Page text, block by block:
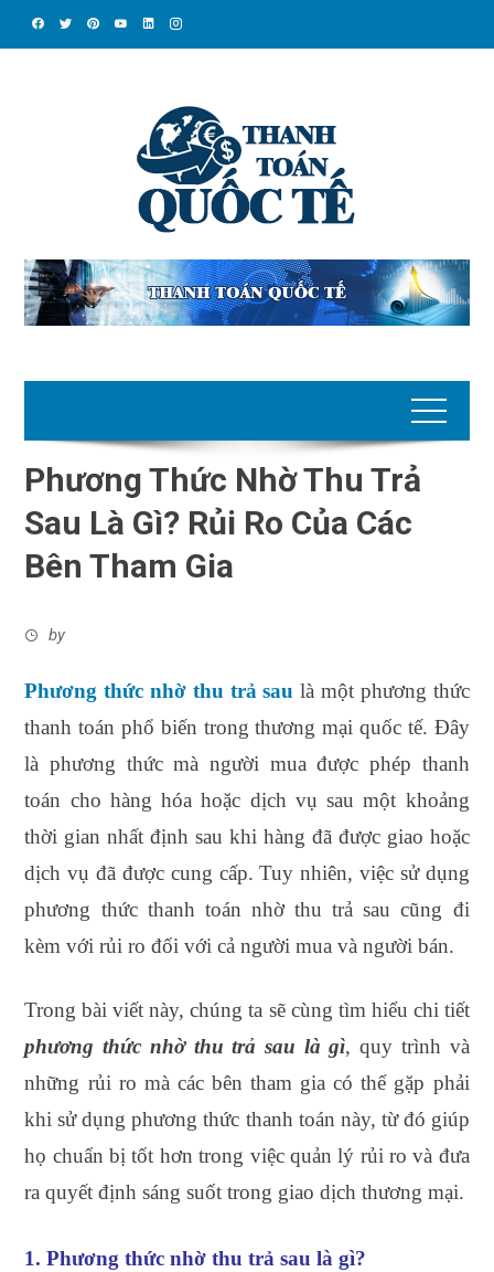
Phương Thức Nhờ Thu Trả
Sau Là Gì? Rủi Ro Của Các
Bên Tham Gia
by
Phương thức nhờ thu trả sau là một phương thức
thanh toán phổ biến trong thương mại quốc tế. Đây
là phương thức mà người mua được phép thanh
toán cho hàng hóa hoặc dịch vụ sau một khoảng
thời gian nhất định sau khi hàng đã được giao hoặc
dịch vụ đã được cung cấp. Tuy nhiên, việc sử dụng
phương thức thanh toán nhờ thu trả sau cũng đi
kèm với rủi ro đối với cả người mua và người bán.
Trong bài viết này, chúng ta sẽ cùng tìm hiểu chi tiết
phương thức nhờ thu trả sau là gì, quy trình và
những rủi ro mà các bên tham gia có thể gặp phải
khi sử dụng phương thức thanh toán này, từ đó giúp
họ chuẩn bị tốt hơn trong việc quản lý rủi ro và đưa
ra quyết định sáng suốt trong giao dịch thương mại.
1. Phương thức nhờ thu trả sau là gì?